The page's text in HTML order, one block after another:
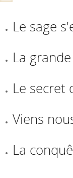
Le sage
La
Le secret
Viens
La